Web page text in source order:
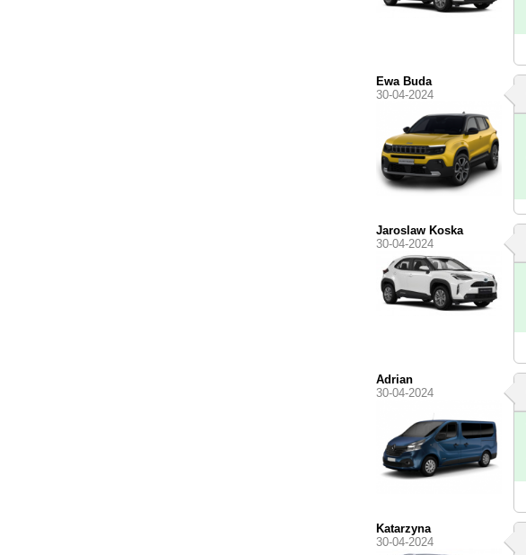
Ewa Buda
30-04-2024
Jaroslaw Koska
30-04-2024
Adrian
30-04-2024
Katarzyna
30-04-2024